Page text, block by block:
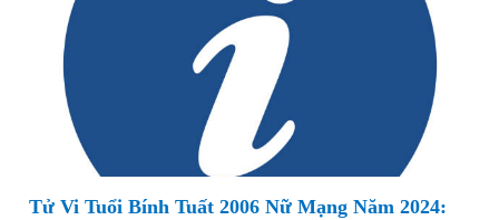
Tử Vi Tuổi Bính Tuất 2006 Nữ Mạng Năm 2024: